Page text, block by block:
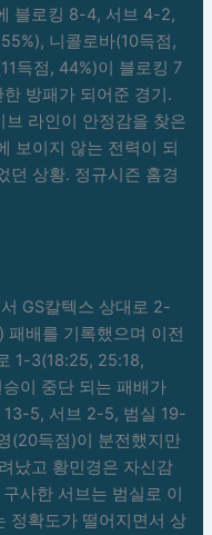
블로킹 8-4, 서브 4-2,
니콜로바(10득점,
득점, 44%)이 블로킹 7
방패가 되어준 경기.
라인이 안정감을 찾은
보이지 않는 전력이 되
던 상황. 정규시즌 홈경
GS칼텍스 상대로 2-
패배를 기록했으며 이전
1-3(18:25, 25:18,
이 중단 되는 패배가
13-5, 서브 2-5, 범실 19-
(20득점)이 분전했지만
났고 황민경은 자신감
사한 서브는 범실로 이
정확도가 떨어지면서 상